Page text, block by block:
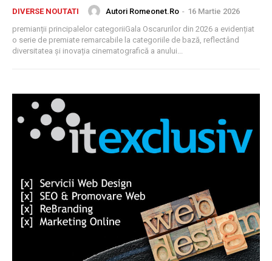
DIVERSE NOUTATI Autori Romeonet.ro - 16 Martie 2026
premianții principalelor categoriiGala Oscarurilor din 2026 a evidențiat
o serie de premiate remarcabile la categoriile de bază, reflectând
diversitatea și inovația cinematografică a anului...